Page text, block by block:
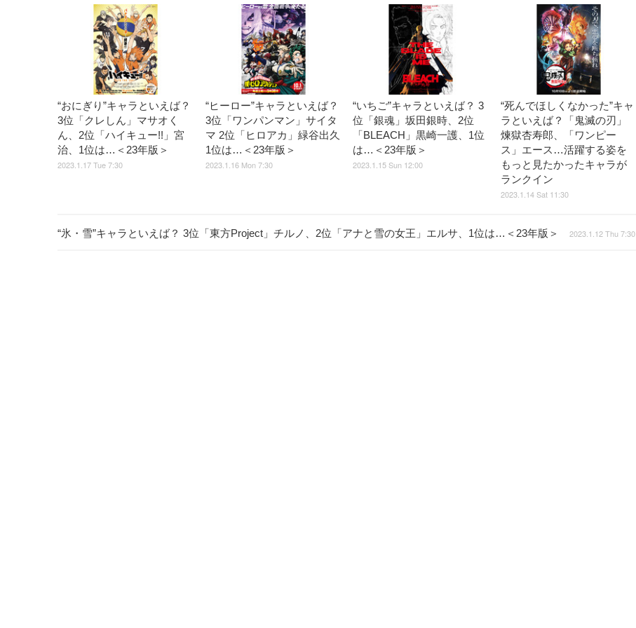
“おにぎり”キャラといえば？
3位「クレしん」マサオく
ん、2位「ハイキュー!!」宮
治、1位は…＜23年版＞
2023.1.17 Tue 7:30
“ヒーロー”キャラといえば？
3位「ワンパンマン」サイタ
マ 2位「ヒロアカ」緑谷出久
1位は…＜23年版＞
2023.1.16 Mon 7:30
“いちご”キャラといえば？ 3
位「銀魂」坂田銀時、2位
「BLEACH」黒崎一護、1位
は…＜23年版＞
2023.1.15 Sun 12:00
“死んでほしくなかった”キャ
ラといえば？「鬼滅の刃」
煉獄杏寿郎、「ワンピー
ス」エース…活躍する姿を
もっと見たかったキャラが
ランクイン
2023.1.14 Sat 11:30
“氷・雪”キャラといえば？ 3位「東方Project」チルノ、2位「アナと雪の女王」エルサ、1位は…＜23年版＞ 2023.1.12 Thu 7:30